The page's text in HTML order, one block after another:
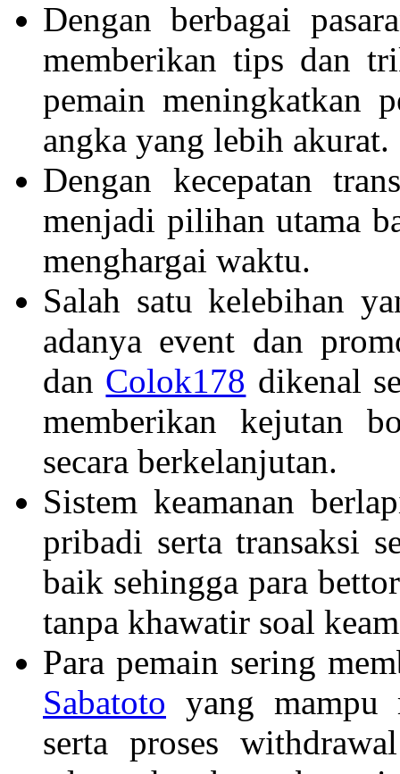
Dengan berbagai
memberikan tips dan
pemain meningkatkan
angka yang lebih akurat.
Dengan kecepatan
menjadi pilihan utama
menghargai waktu.
Salah satu kelebihan
adanya event dan
dan Colok178 dikenal
memberikan kejutan
secara berkelanjutan.
Sistem keamanan
pribadi serta transaksi
baik sehingga para
tanpa khawatir soal
Para pemain sering
Sabatoto yang mampu
serta proses